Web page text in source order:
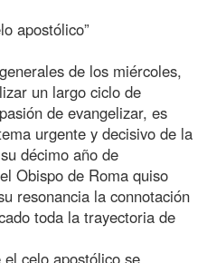
apostólico”
de los miércoles,
un largo ciclo de
de evangelizar, es
urgente y decisivo de la
décimo año de
Obispo de Roma quiso
resonancia la connotación
toda la trayectoria de
celo apostólico se